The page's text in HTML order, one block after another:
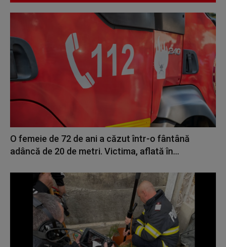
O femeie de 72 de ani a căzut într-o fântână
adâncă de 20 de metri. Victima, aflată în...